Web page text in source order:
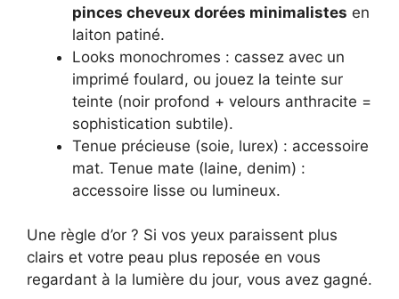
pinces cheveux dorées minimalistes en
laiton patiné.
Looks monochromes : cassez avec un
imprimé foulard, ou jouez la teinte sur
teinte (noir profond + velours anthracite =
sophistication subtile).
Tenue précieuse (soie, lurex) : accessoire
mat. Tenue mate (laine, denim) :
accessoire lisse ou lumineux.
Une règle d’or ? Si vos yeux paraissent plus
clairs et votre peau plus reposée en vous
regardant à la lumière du jour, vous avez gagné.